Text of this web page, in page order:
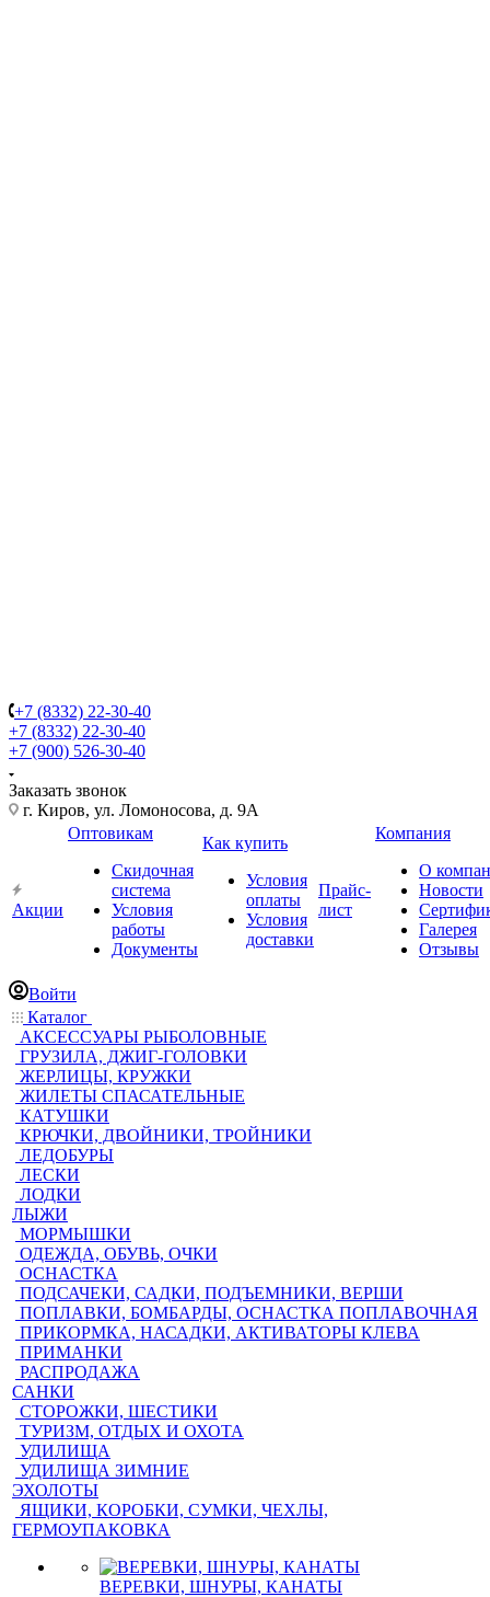
+7 (8332) 22-30-40
+7 (8332) 22-30-40
+7 (900) 526-30-40
Заказать звонок
г. Киров, ул. Ломоносова, д. 9А
Акции
Оптовикам
Скидочная
система
Условия
работы
Документы
Как купить
Условия
оплаты
Условия
доставки
Прайс-
лист
Компания
О
Новости
Галерея
Отзывы
Войти
Каталог
АКСЕССУАРЫ РЫБОЛОВНЫЕ
ГРУЗИЛА, ДЖИГ-ГОЛОВКИ
ЖЕРЛИЦЫ, КРУЖКИ
ЖИЛЕТЫ СПАСАТЕЛЬНЫЕ
КАТУШКИ
КРЮЧКИ, ДВОЙНИКИ, ТРОЙНИКИ
ЛЕДОБУРЫ
ЛЕСКИ
ЛОДКИ
ЛЫЖИ
МОРМЫШКИ
ОДЕЖДА, ОБУВЬ, ОЧКИ
ОСНАСТКА
ПОДСАЧЕКИ, САДКИ, ПОДЪЕМНИКИ, ВЕРШИ
ПОПЛАВКИ, БОМБАРДЫ, ОСНАСТКА ПОПЛАВОЧНАЯ
ПРИКОРМКА, НАСАДКИ, АКТИВАТОРЫ КЛЕВА
ПРИМАНКИ
РАСПРОДАЖА
САНКИ
СТОРОЖКИ, ШЕСТИКИ
ТУРИЗМ, ОТДЫХ И ОХОТА
УДИЛИЩА
УДИЛИЩА ЗИМНИЕ
ЭХОЛОТЫ
ЯЩИКИ, КОРОБКИ, СУМКИ, ЧЕХЛЫ,
ГЕРМОУПАКОВКА
ВЕРЕВКИ, ШНУРЫ, КАНАТЫ